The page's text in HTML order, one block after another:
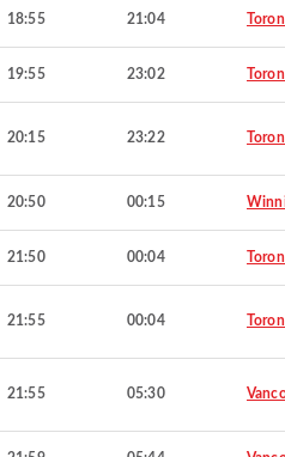
18:55 21:04
19:55 23:02
20:15 23:22
20:50 00:15
21:50 00:04
21:55 00:04
21:55 05:30